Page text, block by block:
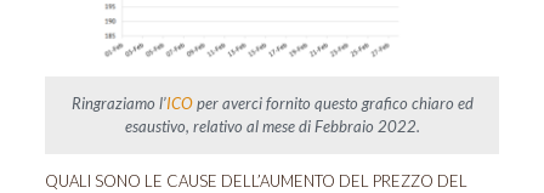
Ringraziamo l’ICOper averci fornito questo grafico chiaro ed
esaustivo, relativo al mese di Febbraio 2022.
QUALI SONO LE CAUSE DELL’AUMENTO DEL PREZZO DEL